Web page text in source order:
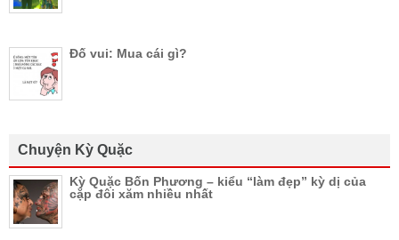
Đố vui: Mua cái gì?
Chuyện Kỳ Quặc
Kỳ Quặc Bốn Phương – kiểu “làm đẹp” kỳ dị của
cặp đôi xăm nhiều nhất